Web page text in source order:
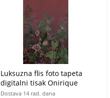
Luksuzna flis foto tapeta
digitalni tisak Onirique
OND22102 | 200 x 300 cm |
Dostava 14 rad. dana